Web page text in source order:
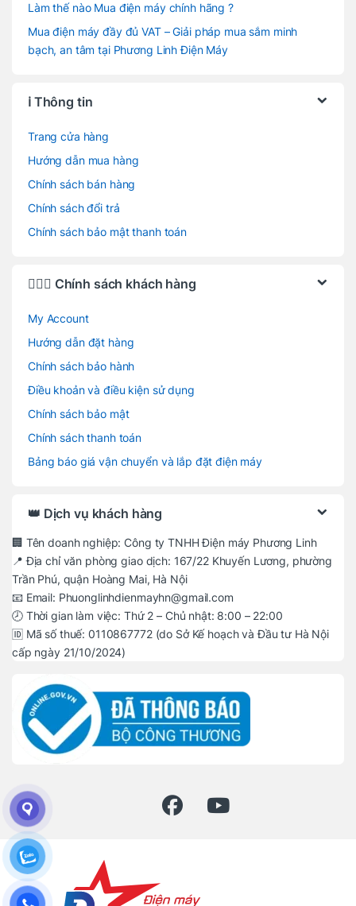
Làm thế nào Mua điện máy chính hãng ?
Mua điện máy đầy đủ VAT – Giải pháp mua sắm minh
bạch, an tâm tại Phương Linh Điện Máy
ℹ️ Thông tin
Trang cửa hàng
Hướng dẫn mua hàng
Chính sách bán hàng
Chính sách đổi trả
Chính sách bảo mật thanh toán
🙋🏻‍♂️ Chính sách khách hàng
My Account
Hướng dẫn đặt hàng
Chính sách bảo hành
Điều khoản và điều kiện sử dụng
Chính sách bảo mật
Chính sách thanh toán
Bảng báo giá vận chuyển và lắp đặt điện máy
👑 Dịch vụ khách hàng
🏢 Tên doanh nghiệp: Công ty TNHH Điện máy Phương Linh
📍 Địa chỉ văn phòng giao dịch: 167/22 Khuyến Lương, phường
Trần Phú, quận Hoàng Mai, Hà Nội
📧 Email: Phuonglinhdienmayhn@gmail.com
🕗 Thời gian làm việc: Thứ 2 – Chủ nhật: 8:00 – 22:00
🆔 Mã số thuế: 0110867772 (do Sở Kế hoạch và Đầu tư Hà Nội
cấp ngày 21/10/2024)